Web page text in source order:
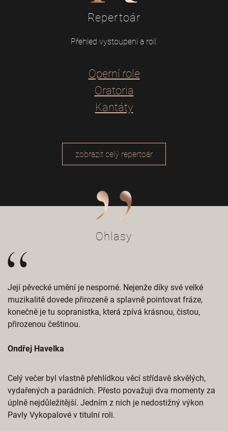
Repertoár
Přehled vystoupení a rolí.
Operní role
Oratoria
Kantáty
zobrazit celý repertoár
Ohlasy
Její pěvecké umění je nesporné. Nejenže díky své velké
muzikalitě dovede přirozeně a splavně pointovat fráze,
konečně je tu sopranistka, která zpívá krásnou, čistou,
přirozenou češtinou.
Ondřej Havelka
Celý večer byl vlastně přehlídkou věcí střídavě skvělých,
vydařených a parádních. Přesto považuji dva momenty za
úplně nejdůležitější. Jedním z nich je nedostižný výkon
Pavly Vykopalové v titulní roli.